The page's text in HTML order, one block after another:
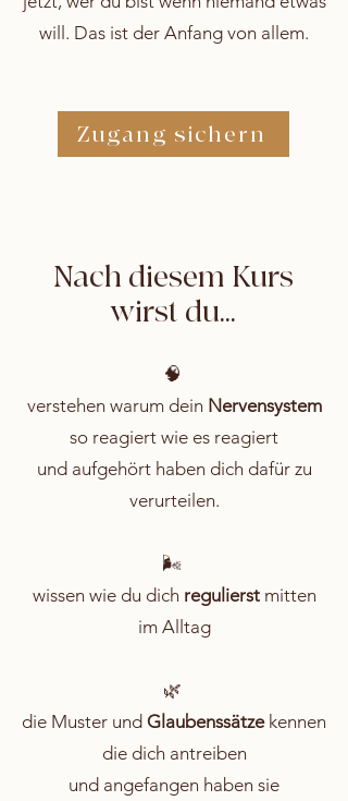
will. Das ist der Anfang von allem.
Zugang sichern
Nach diesem Kurs
wirst du...
🧠
verstehen warum dein Nervensystem
so reagiert wie es reagiert
und aufgehört haben dich dafür zu
verurteilen.
🌬️
wissen wie du dich regulierst mitten
im Alltag
🌿
die Muster und Glaubenssätzekennen
die dich antreiben
und angefangen haben sie